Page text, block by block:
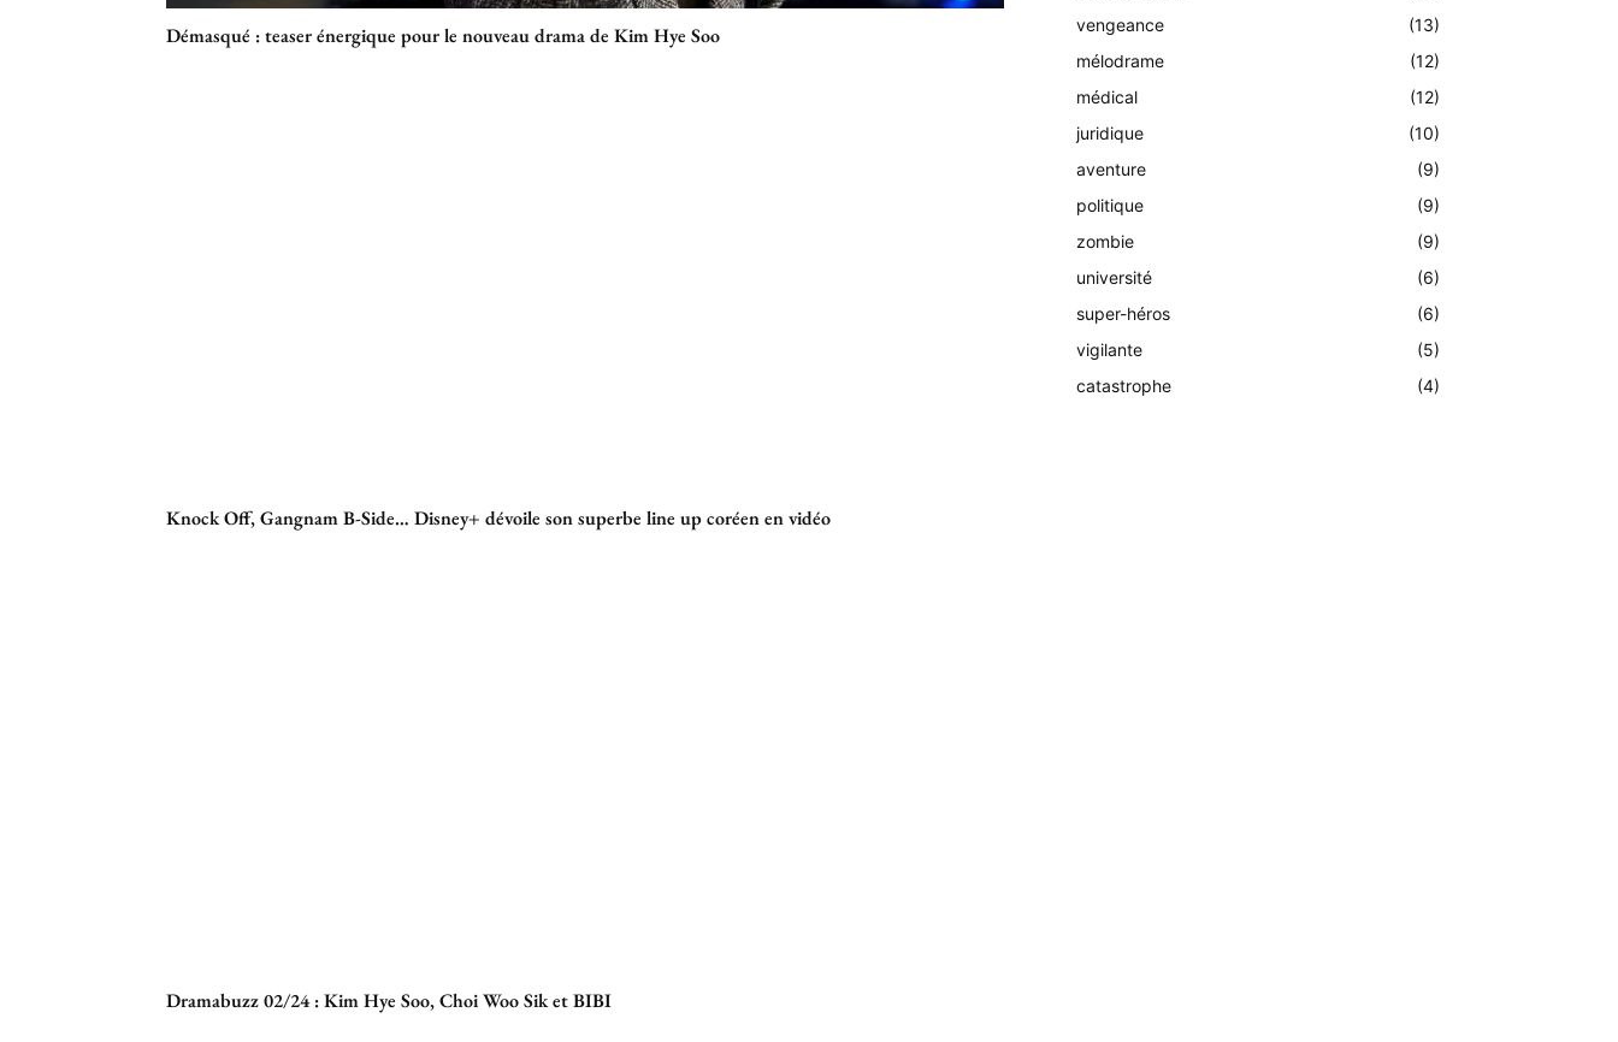
Démasqué : teaser énergique pour le nouveau drama de Kim Hye Soo
Knock Off, Gangnam B-Side… Disney+ dévoile son superbe line up coréen en vidéo
Dramabuzz 02/24 : Kim Hye Soo, Choi Woo Sik et BIBI
vengeance
(13)
mélodrame
(12)
médical
(12)
juridique
(10)
aventure
(9)
politique
(9)
zombie
(9)
université
(6)
super-héros
(6)
vigilante
(5)
catastrophe
(4)